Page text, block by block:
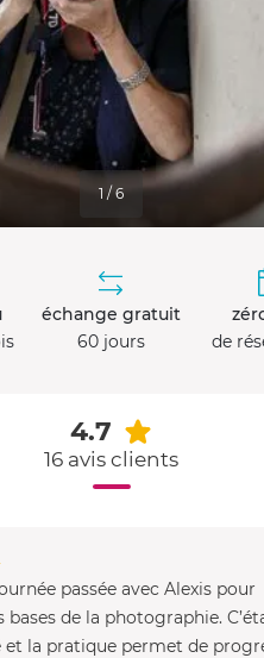
1 / 6
échange gratuit
60 jours
de
4.7
16 avis clients
passée avec Alexis pour
bases de la photographie.
et la pratique permet de